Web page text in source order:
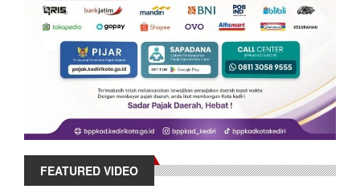
FEATURED VIDEO